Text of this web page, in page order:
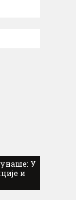
У
и